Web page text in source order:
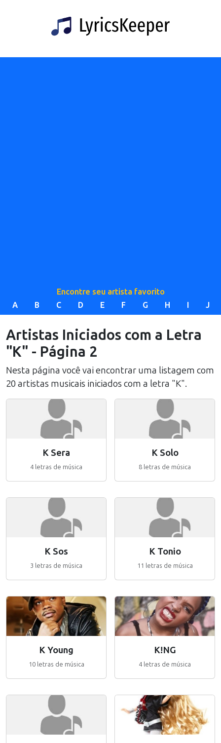
Encontre seu artista favorito
A
B C D E F G H I J
Artistas Iniciados com a Letra
"K" - Página 2
Nesta página você vai encontrar uma listagem com
20 artistas musicais iniciados com a letra "K".
K Sera
4 letras de música
K Solo
8 letras de música
K Sos
3 letras de música
K Tonio
11 letras de música
K Young
10 letras de música
K!NG
4 letras de música